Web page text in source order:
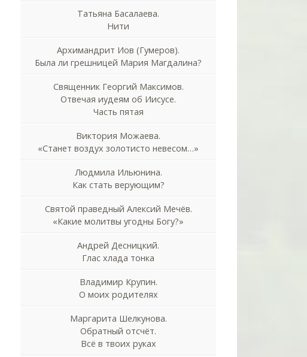
Татьяна Басалаева.
Нити
Архимандрит Иов (Гумеров).
Была ли грешницей Мария Магдалина?
Священник Георгий Максимов.
Отвечая иудеям об Иисусе.
Часть пятая
Виктория Можаева.
«Станет воздух золотисто невесом…»
Людмила Ильюнина.
Как стать верующим?
Святой праведный Алексий Мечёв.
«Какие молитвы угодны Богу?»
Андрей Десницкий.
Глас хлада тонка
Владимир Крупин.
О моих родителях
Маргарита Шелкунова.
Обратный отсчёт.
Всё в твоих руках